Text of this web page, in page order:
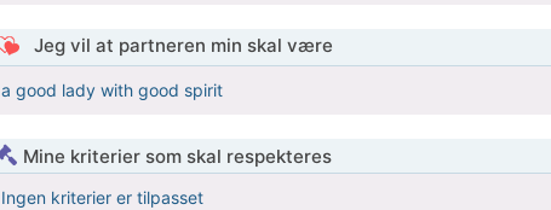
Jeg vil at partneren min skal være
a good lady with good spirit
Mine kriterier som skal respekteres
Ingen kriterier er tilpasset